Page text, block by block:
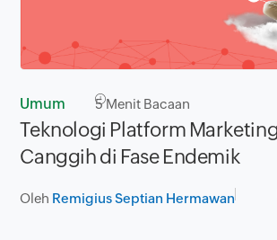
Umum 5Menit Bacaan
Teknologi Platform
Canggih di Fase Endemik
Oleh Remigius Septian Hermawan